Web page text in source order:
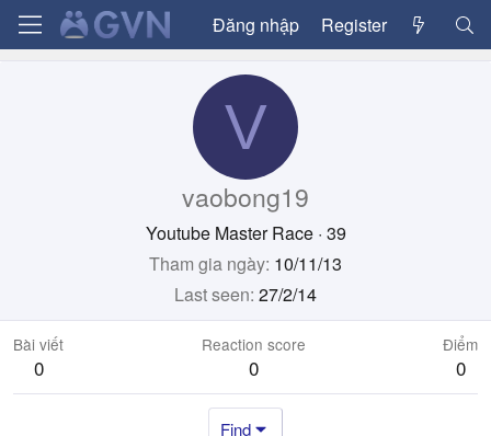
Đăng nhập Register
V
vaobong19
Youtube Master Race · 39
Tham gia ngày 10/11/13
Last seen 27/2/14
Bài viết
0
Reaction score
0
Điểm
0
Find